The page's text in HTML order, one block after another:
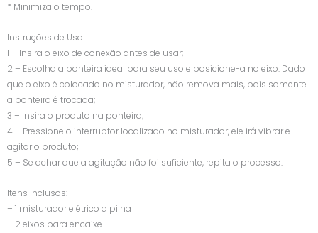
* Minimiza o tempo.
Instruções de Uso
1 – Insira o eixo de conexão antes de usar;
2 – Escolha a ponteira ideal para seu uso e posicione-a no eixo. Dado
que o eixo é colocado no misturador, não remova mais, pois somente
a ponteira é trocada;
3 – Insira o produto na ponteira;
4 – Pressione o interruptor localizado no misturador, ele irá vibrar e
agitar o produto;
5 – Se achar que a agitação não foi suficiente, repita o processo.
Itens inclusos:
– 1 misturador elétrico a pilha
– 2 eixos para encaixe